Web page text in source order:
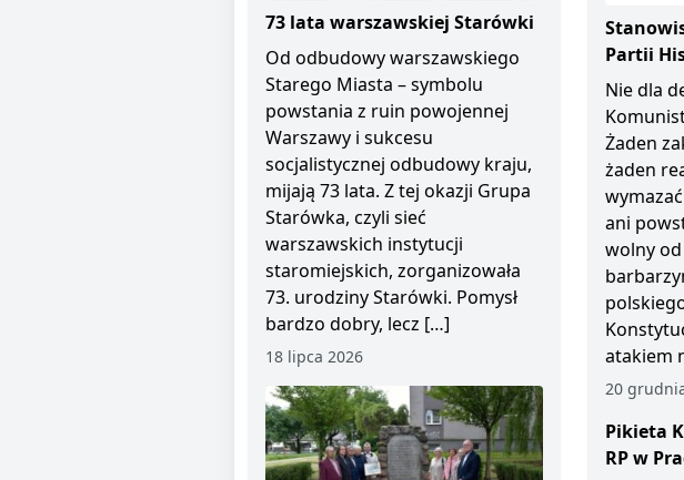
73 lata warszawskiej Starówki
Od odbudowy warszawskiego
Starego Miasta – symbolu
powstania z ruin powojennej
Warszawy i sukcesu
socjalistycznej odbudowy kraju,
mijają 73 lata. Z tej okazji Grupa
Starówka, czyli sieć
warszawskich instytucji
staromiejskich, zorganizowała
73. urodziny Starówki. Pomysł
bardzo dobry, lecz […]
18 lipca 2026
Partii
Nie dla
Żaden
żaden
ani
wolny
atakiem
20
Pikieta
RP w